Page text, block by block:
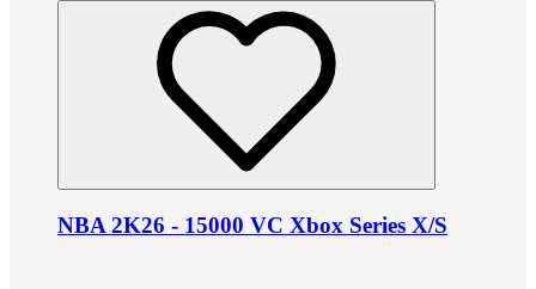
NBA 2K26 - 15000 VC Xbox Series X/S